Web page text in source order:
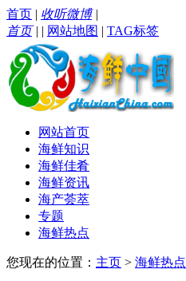
首页 | 收听微博|
首页| | 网站地图 | TAG标签
网站首页
海鲜知识
海鲜佳肴
海鲜资讯
海产荟萃
专题
海鲜热点
您现在的位置： 主页 > 海鲜热点